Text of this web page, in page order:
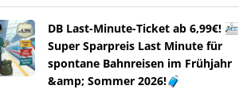
DB Last-Minute-Ticket ab 6,99€! 🚈
Super Sparpreis Last Minute für
spontane Bahnreisen im Frühjahr
&amp; Sommer 2026!🧳